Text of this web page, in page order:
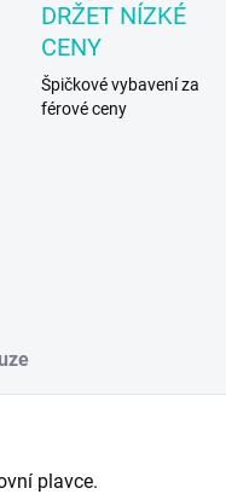
DRŽET NÍZKÉ
CENY
Špičkové vybavení za
férové ceny
plavce.